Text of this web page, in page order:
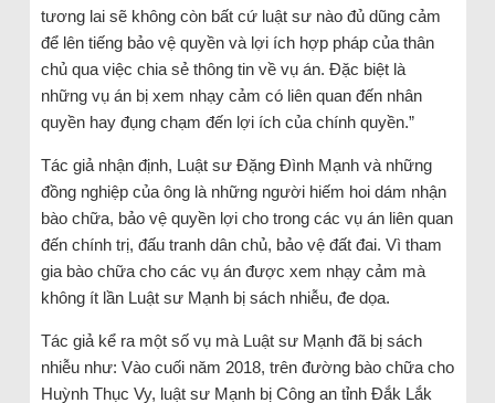
tương lai sẽ không còn bất cứ luật sư nào đủ dũng cảm
để lên tiếng bảo vệ quyền và lợi ích hợp pháp của thân
chủ qua việc chia sẻ thông tin về vụ án. Đặc biệt là
những vụ án bị xem nhạy cảm có liên quan đến nhân
quyền hay đụng chạm đến lợi ích của chính quyền.”
Tác giả nhận định, Luật sư Đặng Đình Mạnh và những
đồng nghiệp của ông là những người hiếm hoi dám nhận
bào chữa, bảo vệ quyền lợi cho trong các vụ án liên quan
đến chính trị, đấu tranh dân chủ, bảo vệ đất đai. Vì tham
gia bào chữa cho các vụ án được xem nhạy cảm mà
không ít lần Luật sư Mạnh bị sách nhiễu, đe dọa.
Tác giả kể ra một số vụ mà Luật sư Mạnh đã bị sách
nhiễu như: Vào cuối năm 2018, trên đường bào chữa cho
Huỳnh Thục Vy, luật sư Mạnh bị Công an tỉnh Đắk Lắk